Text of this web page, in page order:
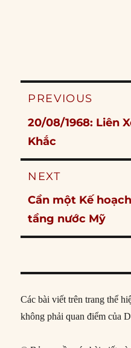
Post
PREVIOUS
Previous
post:
20/08/1968: Liên
Khắc
NEXT
Next
post:
Cần một Kế
tầng nước Mỹ
Các bài viết trên trang thể
không phải quan điểm của